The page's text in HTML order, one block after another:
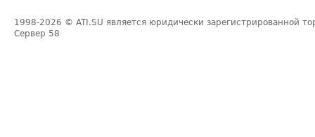
1998-2026 © ATI.SU является юридически зарегистрированной
Сервер 58